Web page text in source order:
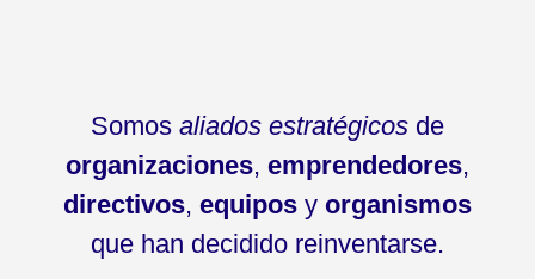
Somos aliados estratégicosde
organizaciones, emprendedores,
directivos, equiposy organismos
que han decidido reinventarse.